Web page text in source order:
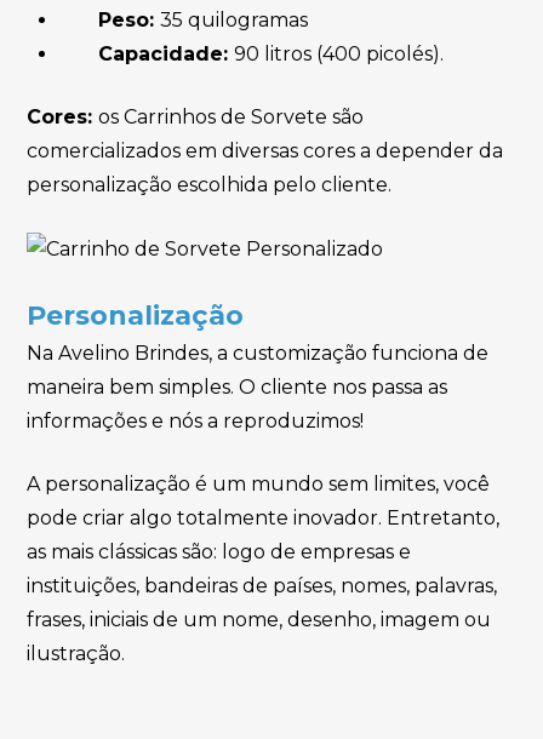
Peso: 35 quilogramas
Capacidade: 90 litros (400 picolés).
Cores:os Carrinhos de Sorvete são
comercializados em diversas cores a depender da
personalização escolhida pelo cliente.
Personalização
Na Avelino Brindes, a customização funciona de
maneira bem simples. O cliente nos passa as
informações e nós a reproduzimos!
A personalização é um mundo sem limites, você
pode criar algo totalmente inovador. Entretanto,
as mais clássicas são: logo de empresas e
instituições, bandeiras de países, nomes, palavras,
frases, iniciais de um nome, desenho, imagem ou
ilustração.